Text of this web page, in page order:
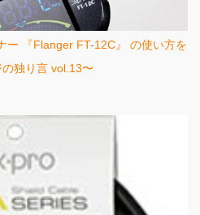
ー 『Flanger FT-12C』 の使い方を
独り言 vol.13〜